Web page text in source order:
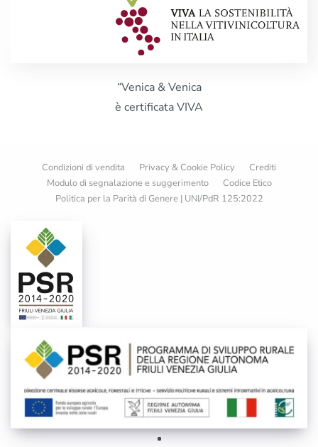
“Venica & Venica
è certificata VIVA
Condizioni di vendita Privacy & Cookie Policy
Crediti
Modulo di segnalazione e suggerimento
Codice Etico
Politica per la Parità di Genere | UNI/PdR 125:2022